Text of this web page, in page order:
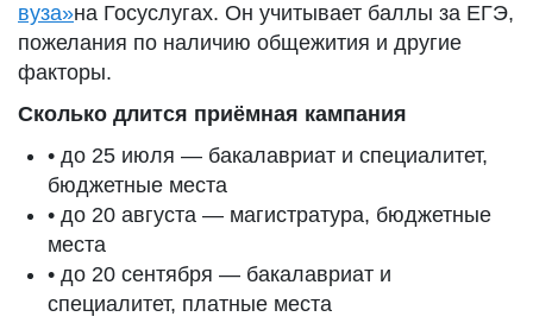
вуза»на Госуслугах. Он учитывает баллы за ЕГЭ,
пожелания по наличию общежития и другие
факторы.
Сколько длится приёмная кампания
• до 25 июля — бакалавриат и специалитет,
бюджетные места
• до 20 августа — магистратура, бюджетные
места
• до 20 сентября — бакалавриат и
специалитет, платные места